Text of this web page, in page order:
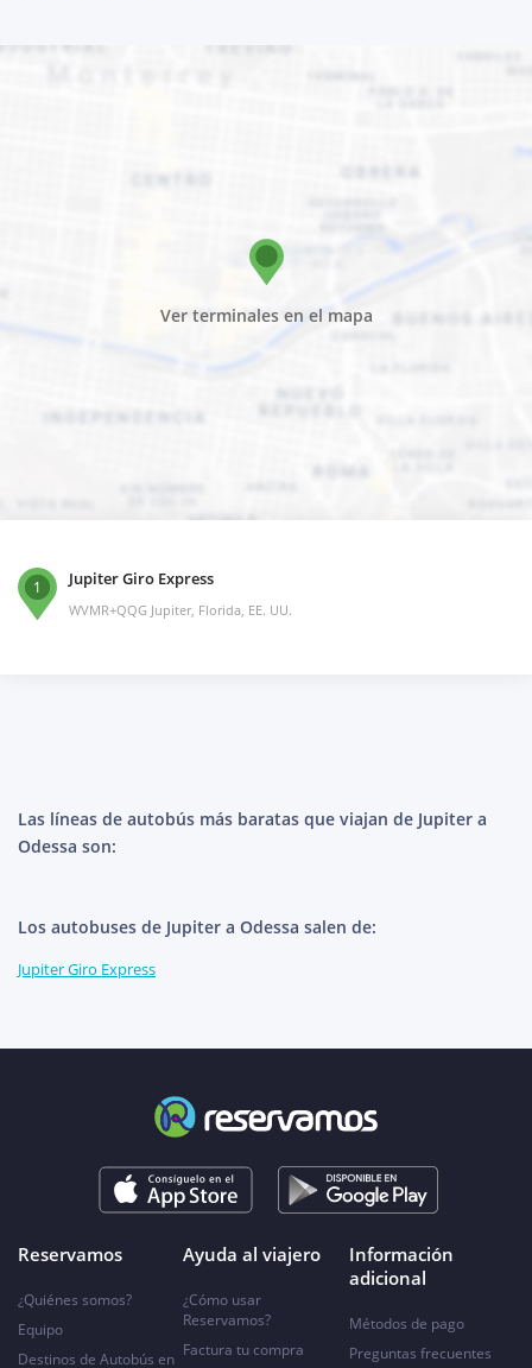
Ver terminales en el mapa
1 Jupiter Giro Express
WVMR+QQG Jupiter, Florida, EE. UU.
Las líneas de autobús más baratas que viajan de Jupiter a
Odessa son:
Los autobuses de Jupiter a Odessa salen de:
Jupiter Giro Express
Reservamos
¿Quiénes somos?
Equipo
Destinos de Autobús en
Ayuda al viajero
¿Cómo usar
Reservamos?
Factura tu compra
Información
adicional
Métodos de pago
Preguntas frecuentes